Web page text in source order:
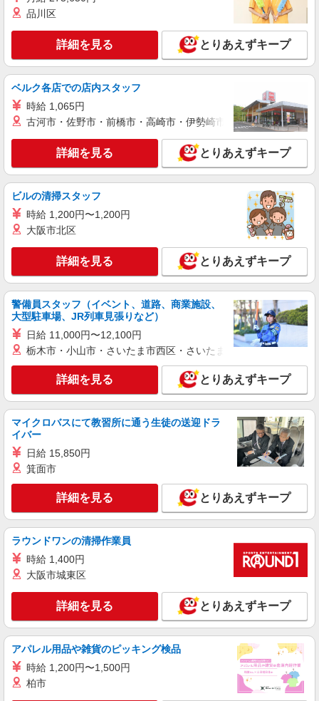
株式会社kotrio /●FK-H-2067908
太宰府市｜まずは送迎業務で活躍しよう◎デイ
サービスSTAFF
時給1450円〜2062円 ＜日払い有/週払い有/交
太宰府駅周辺
キープ 詳細を見る
株式会社kotrio /●FK-H-2067040
太宰府市≫家庭的でこぢんまりしたグルホ＊家
時給1450円〜2062円 ＜日払い有/週払い有/交
通費全支給(ガソリン代含む)＞
太宰府駅周辺
キープ 詳細を見る
派遣社員
株式会社kotrio /●FK-H-2051208
太宰府市＊年齢不問◎未経験から安定した業界
へ＊サ高住
時給1450円〜2062円 ＜日払い有/週払い有/交
通費全支給(ガソリン代含む)＞
太宰府駅周辺
詳細を見る
株式会社ブレイブ（マイナビグループ）/MD40
介護スタッフ ◆デイサービス、サービス付き
高齢者向け住宅、グループホームなど様々な勤
未経験：時給1400〜1600円（資格・経験によ
る） 経験者：時給1600〜1800円（資格・経験によ
日）＝31万6800円 ◆昇給あり ◆支払い方法 ※日
払い/週払い/月払い対応も可能です。詳しくは面談
時にご相談ください。 ◆交通費：別途全額支給 ※
当社規定あり
「太宰府駅」 ◆西鉄天神大牟田線「都府楼前駅」
◆JR鹿児島本線「都府楼南駅」 ★その他、近隣に
多数勤務地あります！
キープ 詳細を見る
派遣社員
株式会社kotrio /●FK-H-2069236
太宰府市＊幅広い世代が活動中！サ高住のサポ
品川区
詳細を見る とりあえずキープ
ベルク各店での店内スタッフ
時給 1,065円
古河市・佐野市・前橋市・高崎市・伊勢崎市・太田市・館林市
詳細を見る とりあえずキープ
ビルの清掃スタッフ
時給 1,200円〜1,200円
大阪市北区
詳細を見る とりあえずキープ
警備員スタッフ（イベント、道路、商業施設、
大型駐車場、JR列車見張りなど）
日給 11,000円〜12,100円
栃木市・小山市・さいたま市西区・さいたま市岩槻区・久喜市・
詳細を見る とりあえずキープ
マイクロバスにて教習所に通う生徒の送迎ドラ
イバー
日給 15,850円
箕面市
詳細を見る とりあえずキープ
ラウンドワンの清掃作業員
時給 1,400円
大阪市城東区
詳細を見る とりあえずキープ
アパレル用品や雑貨のピッキング検品
時給 1,200円〜1,500円
柏市